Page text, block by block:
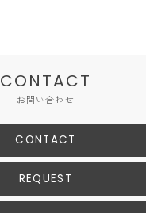
CONTACT
お問い合わせ
CONTACT
REQUEST